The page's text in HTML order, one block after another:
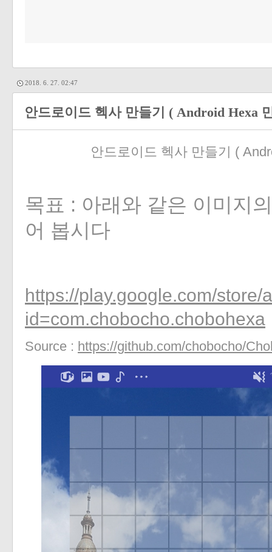
2018. 6. 27. 02:47
안드로이드 헥사 만들기 ( Android Hexa
안드로이드 헥사 만들기 (
목표 : 아래와 같은 이미지
어 봅시다
https://play.google.com/store/
id=com.chobocho.chobohexa
Source : https://github.com/chobocho/